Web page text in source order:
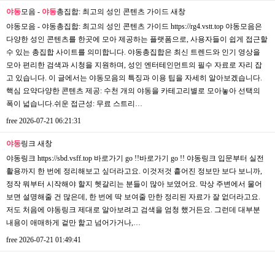
야동모음 - 야동총집합: 최고의 성인 콘텐츠 가이드 새창
야동모음 - 야동총집합: 최고의 성인 콘텐츠 가이드 https://rg4.vstt.top 야동모음은
다양한 성인 콘텐츠를 한곳에 모아 제공하는 플랫폼으로, 사용자들이 쉽게 접근할
수 있는 총집합 사이트를 의미합니다. 야동총집합은 최신 트렌드와 인기 영상을
모아 편리한 검색과 시청을 지원하며, 성인 엔터테인먼트의 필수 자료로 자리 잡
고 있습니다. 이 글에서는 야동모음의 특징과 이용 팁을 자세히 알아보겠습니다.
핵심 요약다양한 콘텐츠 제공: 수천 개의 야동을 카테고리별로 모아놓아 선택의
폭이 넓습니다.쉬운 접근성: 무료 스트리…
free 2026-07-21 06:21:31
야동링크 새창
야동링크 https://sbd.vsff.top 바로가기 go !!바로가기 go !! 야동링크 입문부터 실전
활용까지 한 번에 정리해보고 싶더라고요. 이것저것 흩어진 정보만 보다 보니까,
정작 뭐부터 시작해야 할지 헷갈리는 분들이 많아 보였어요. 막상 주변에서 물어
보면 설명해줄 건 많은데, 한 번에 딱 보여줄 만한 정리된 자료가 잘 없더라고요.
저도 처음에 야동링크 제대로 알아보려고 검색을 엄청 했거든요. 그런데 대부분
내용이 애매하게 겉만 핥고 넘어가거나,…
free 2026-07-21 01:49:41